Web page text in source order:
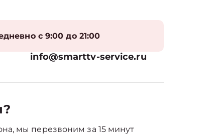
с 9:00 до 21:00
info@smarttv-service.ru
мы перезвоним за 15 минут